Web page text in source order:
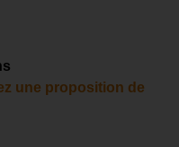
une proposition de